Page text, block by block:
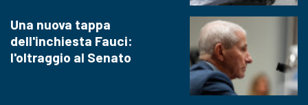
Una nuova tappa
dell'inchiesta Fauci:
l'oltraggio al Senato